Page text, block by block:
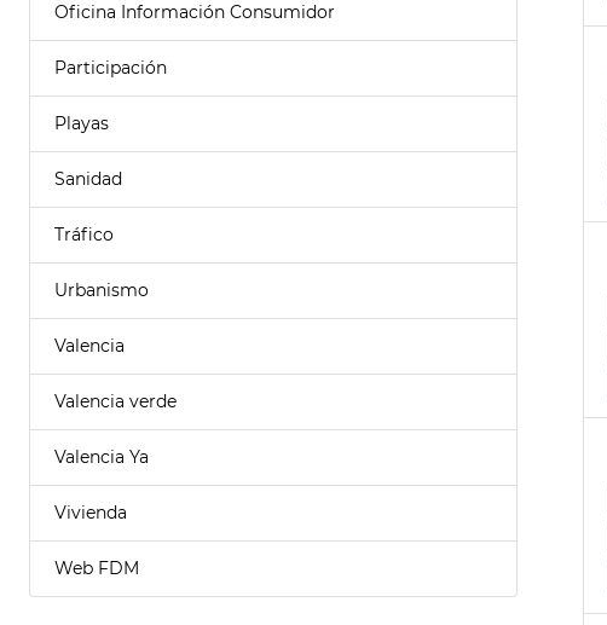
Oficina Información Consumidor
Participación
Playas
Sanidad
Tráfico
Urbanismo
Valencia
Valencia verde
Valencia Ya
Vivienda
Web FDM